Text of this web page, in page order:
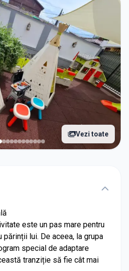
Vezi toate
este un pas mare pentru
lui. De aceea, la grupa
special de adaptare
tranziție să fie cât mai